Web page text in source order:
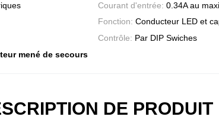
Courant d'entrée: 0.34A au
Fonction: Conducteur LED et
Contrôle: Par DIP Swiches
mené de secours
DE PRODUIT